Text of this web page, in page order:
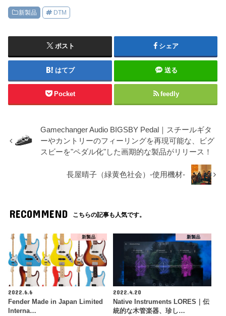
新製品 DTM
ポスト シェア
はてブ 送る
Pocket feedly
Gamechanger Audio BIGSBY Pedal｜スチールギタ
ーやカントリーのフィーリングを再現可能な、ビグ
スビーを"ペダル化"した画期的な製品がリリース！
長屋晴子（緑黄色社会）-使用機材-
RECOMMEND こちらの記事も人気です。
新製品
2022.6.6
Fender Made in Japan Limited
Interna…
新製品
2022.4.20
Native Instruments LORES｜伝
統的な木管楽器、珍し…